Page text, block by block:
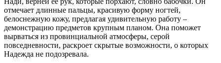
отмечает длинные пальцы, красивую форму ногтей,
белоснежную кожу, предлагая удивительную работу –
демонстрацию предметов крупным планом. Она поможет
вырваться из провинциальной атмосферы, серой
повседневности, раскроет скрытые возможности, о которых
Надежда не подозревала.